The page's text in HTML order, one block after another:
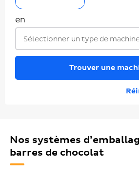
en
Sélectionner un type de machine
Trouver une
Nos systèmes
barres de chocolat